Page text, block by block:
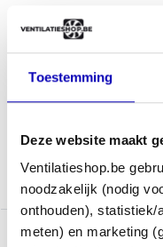
Toestemming
Deze website maakt
Ventilatieshop.be
noodzakelijk (nodig
onthouden),
meten) en marketing
€ 53,71
Artikelnr.: NKSWZ600